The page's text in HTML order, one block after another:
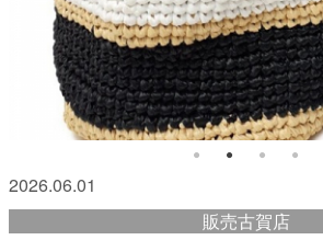
2026.06.01
販売古賀店